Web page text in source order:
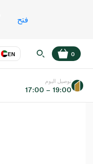
فتح
EN
عر
0
توصيل اليوم
17:00 – 19:00